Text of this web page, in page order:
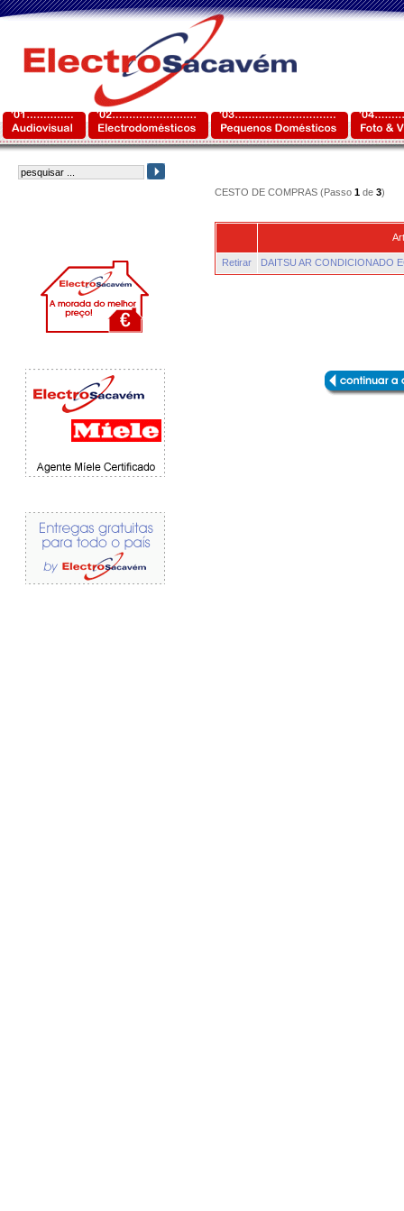
CESTO DE COMPRAS (Passo 1de 3)
Retirar DAITSU AR CONDICIONADO